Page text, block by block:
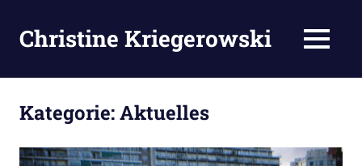
Inhalt
springen
Christine Kriegerowski MENÜ
Kategorie:Aktuelles